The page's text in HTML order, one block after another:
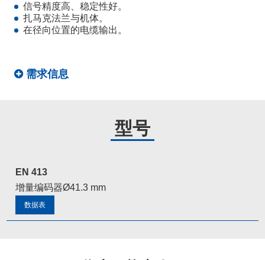
信号精度高、稳定性好。
扎马克法兰与机体。
在径向位置的电缆输出。
需求信息
型号
EN 413
增量编码器Ø41.3 mm
数据表